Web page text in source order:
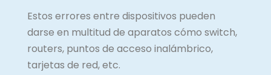
Estos errores entre dispositivos pueden
darse en multitud de aparatos cómo switch,
routers, puntos de acceso inalámbrico,
tarjetas de red, etc.